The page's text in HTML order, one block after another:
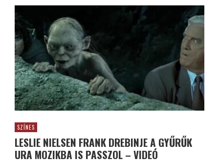
SZÍNES
LESLIE NIELSEN FRANK DREBINJE A GYŰRŰK
URA MOZIKBA IS PASSZOL – VIDEÓ